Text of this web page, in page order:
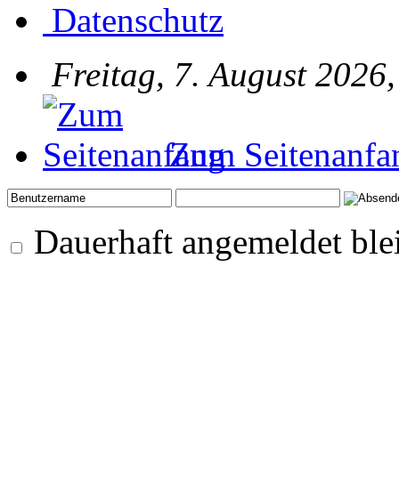
Datenschutz
Freitag, 7. August
Zum
Dauerhaft angemeldet